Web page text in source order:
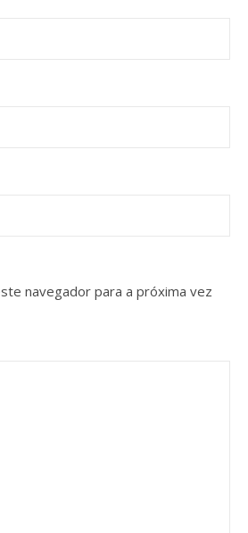
navegador para a próxima vez